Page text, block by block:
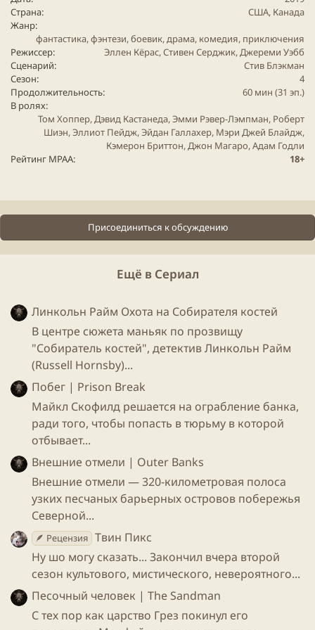
Личное мнение​
Посмотрев несколько серий, Вы однозначно
залипните и у Вас появится свой любимчик в
Страна
США, Канада
Жанр
фантастика,фэнтези,боевик,драма, комедия, приключения
Режиссер
Эллен Кёрас, Стивен Серджик, Джереми Уэбб
Сценарий
Стив Блэкман
Сезон
4
Продолжительность
60 мин (31 эп.)
В ролях
Том Хоппер, Дэвид Кастанеда, Эмми Рэвер-Лэмпман, Роберт
Шиэн, Эллиот Пейдж, Эйдан Галлахер, Мэри Джей Блайдж,
Кэмерон Бриттон, Джон Магаро, Адам Годли
Рейтинг MPAA
18+
Присоединиться к обсуждению
Ещё в Сериал
Линкольн Райм Охота на Собирателя костей
В центре сюжета маньяк по прозвищу
"Собиратель костей", детектив Линкольн Райм
(Russell Hornsby)...
Побег | Prison Break
Майкл Скофилд решается на ограбление банка,
ради того, чтобы попасть в тюрьму в которой
отбывает...
Внешние отмели | Outer Banks
Внешние отмели — 320-километровая полоса
узких песчаных барьерных островов побережья
Северной...
🪶 Рецензия Твин Пикс
Ну шо могу сказать... Закончил вчера второй
сезон культового, мистического, невероятного...
Песочный человек | The Sandman
С тех пор как царство Грез покинул его